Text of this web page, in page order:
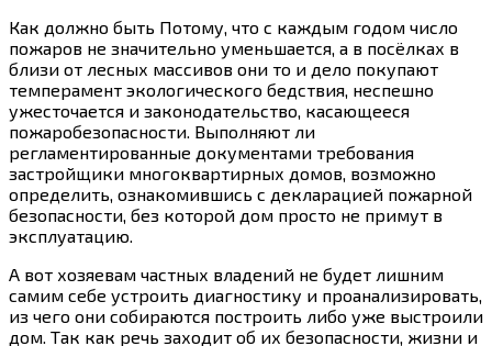
Как должно быть Потому, что с каждым годом число
пожаров не значительно уменьшается, а в посёлках в
близи от лесных массивов они то и дело покупают
темперамент экологического бедствия, неспешно
ужесточается и законодательство, касающееся
пожаробезопасности. Выполняют ли
регламентированные документами требования
застройщики многоквартирных домов, возможно
определить, ознакомившись с декларацией пожарной
безопасности, без которой дом просто не примут в
эксплуатацию.
А вот хозяевам частных владений не будет лишним
самим себе устроить диагностику и проанализировать,
из чего они собираются построить либо уже выстроили
дом. Так как речь заходит об их безопасности, жизни и